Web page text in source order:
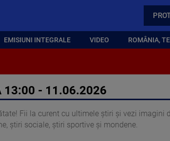
EMISIUNI INTEGRALE VIDEO ROMÂNIA,
13:00 - 11.06.2026
Fii la curent cu ultimele știri și vezi imagini
știri sociale, știri sportive și mondene.